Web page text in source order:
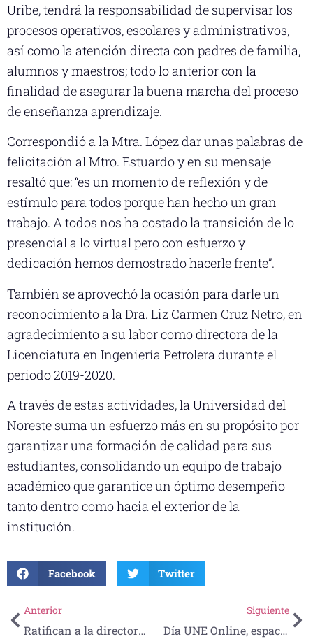
Uribe, tendrá la responsabilidad de supervisar los
procesos operativos, escolares y administrativos,
así como la atención directa con padres de familia,
alumnos y maestros; todo lo anterior con la
finalidad de asegurar la buena marcha del proceso
de enseñanza aprendizaje.
Correspondió a la Mtra. López dar unas palabras de
felicitación al Mtro. Estuardo y en su mensaje
resaltó que: “es un momento de reflexión y de
estímulo para todos porque han hecho un gran
trabajo. A todos nos ha costado la transición de lo
presencial a lo virtual pero con esfuerzo y
dedicación hemos demostrado hacerle frente”.
También se aprovechó la ocasión para darle un
reconocimiento a la Dra. Liz Carmen Cruz Netro, en
agradecimiento a su labor como directora de la
Licenciatura en Ingeniería Petrolera durante el
periodo 2019-2020.
A través de estas actividades, la Universidad del
Noreste suma un esfuerzo más en su propósito por
garantizar una formación de calidad para sus
estudiantes, consolidando un equipo de trabajo
académico que garantice un óptimo desempeño
tanto dentro como hacia el exterior de la
institución.
Facebook Twitter
Anterior
Ratifican a la directora de la Licenciatura en Psicología
Siguiente
Día UNE Online, espacio digital para celebrar el 50 aniversario de la Universidad del Noreste